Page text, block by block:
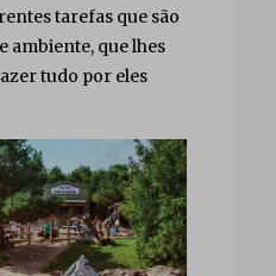
tarefas que são
ambiente, que lhes
tudo por eles